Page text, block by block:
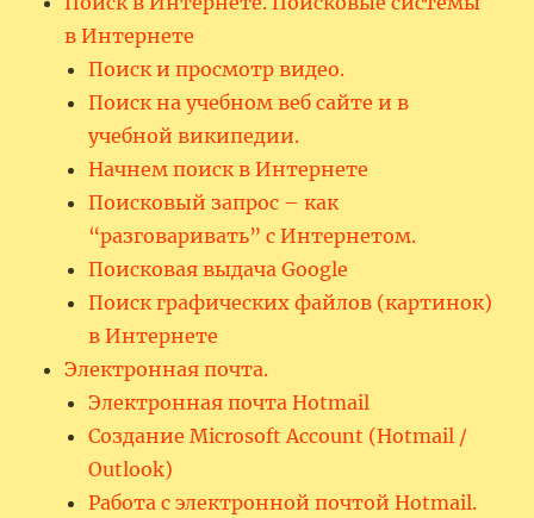
в Интернете
Поиск и просмотр видео.
Поиск на учебном веб сайте и в
учебной википедии.
Начнем поиск в Интернете
Поисковый запрос – как
“разговаривать” с Интернетом.
Поисковая выдача Google
Поиск графических файлов (картинок)
в Интернете
Электронная почта.
Электронная почта Hotmail
Создание Microsoft Account (Hotmail /
Outlook)
Работа с электронной почтой Hotmail.